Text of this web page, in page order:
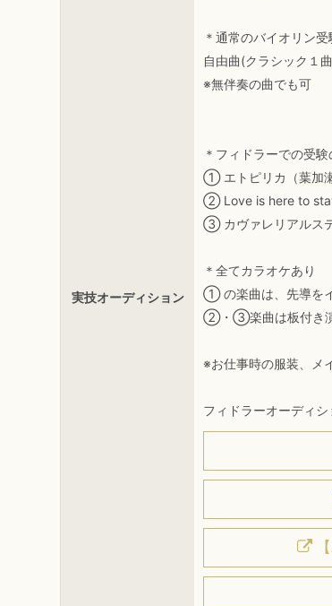
実技オーディション
＊通常のバイオリン
自由曲(クラシック１
※無伴奏の曲でも可
＊フィドラーでの受験
① エトピリカ（葉加
② Love is here to stay
③ カヴァレリアルス
＊全てカラオケあり
① の楽曲は、先導を
②・③楽曲は板付き演
※お仕事時の服装、メ
フィドラーオーディシ
【